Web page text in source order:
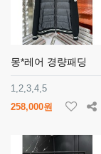
몽*레어 경량패딩
1,2,3,4,5
258,000원